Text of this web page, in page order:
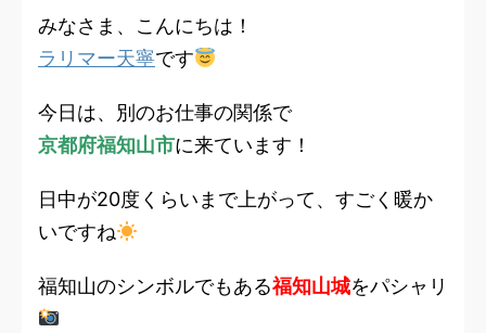
みなさま、こんにちは！
ラリマー天寧です
今日は、別のお仕事の関係で
京都府福知山市に来ています！
日中が20度くらいまで上がって、すごく暖か
いですね
福知山のシンボルでもある福知山城をパシャリ